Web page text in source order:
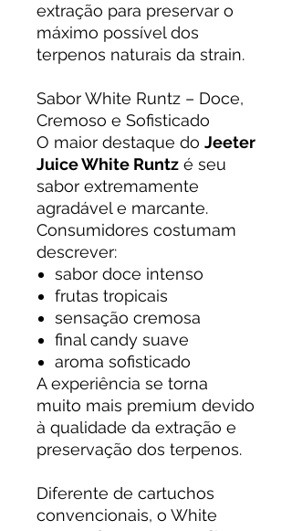
extração para preservar o
máximo possível dos
terpenos naturais da strain.
Sabor White Runtz – Doce,
Cremoso e Sofisticado
O maior destaque do Jeeter
Juice White Runtz é seu
sabor extremamente
agradável e marcante.
Consumidores costumam
descrever:
sabor doce intenso
frutas tropicais
sensação cremosa
final candy suave
aroma sofisticado
A experiência se torna
muito mais premium devido
à qualidade da extração e
preservação dos terpenos.
Diferente de cartuchos
convencionais, o White